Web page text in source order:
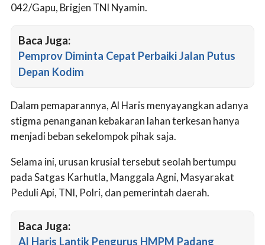
042/Gapu, Brigjen TNI Nyamin.
Baca Juga:
Pemprov Diminta Cepat Perbaiki Jalan Putus
Depan Kodim
Dalam pemaparannya, Al Haris menyayangkan adanya
stigma penanganan kebakaran lahan terkesan hanya
menjadi beban sekelompok pihak saja.
Selama ini, urusan krusial tersebut seolah bertumpu
pada Satgas Karhutla, Manggala Agni, Masyarakat
Peduli Api, TNI, Polri, dan pemerintah daerah.
Baca Juga:
Al Haris Lantik Pengurus HMPM Padang